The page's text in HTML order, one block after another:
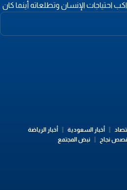
الإنسان وتطلعاته أينما كان
أخبار السعودية
أخبار الرياضة
نجاح نبض المجتمع